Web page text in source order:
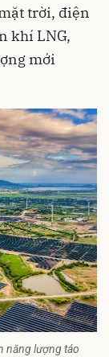
trời, điện
khí LNG,
mới
năng lượng táo